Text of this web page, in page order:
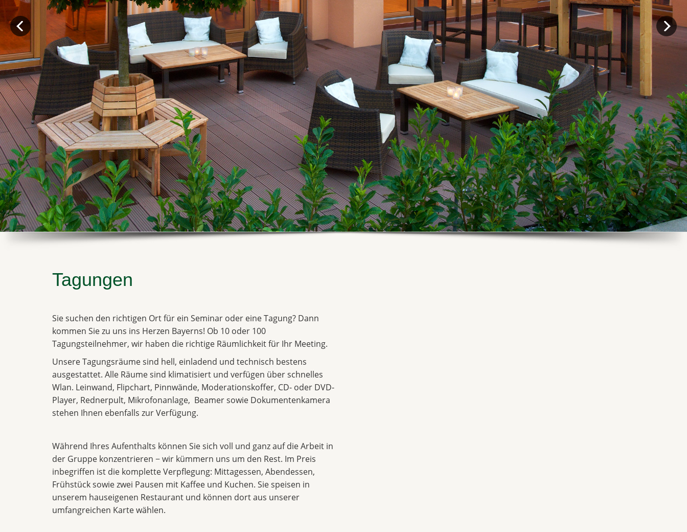
Tagungen
Sie suchen den richtigen Ort für ein Seminar oder eine Tagung? Dann
kommen Sie zu uns ins Herzen Bayerns! Ob 10 oder 100
Tagungsteilnehmer, wir haben die richtige Räumlichkeit für Ihr Meeting.
Unsere Tagungsräume sind hell, einladend und technisch bestens
ausgestattet. Alle Räume sind klimatisiert und verfügen über schnelles
Wlan. Leinwand, Flipchart, Pinnwände, Moderationskoffer, CD- oder DVD-
Player, Rednerpult, Mikrofonanlage, Beamer sowie Dokumentenkamera
stehen Ihnen ebenfalls zur Verfügung.
Während Ihres Aufenthalts können Sie sich voll und ganz auf die Arbeit in
der Gruppe konzentrieren − wir kümmern uns um den Rest. Im Preis
inbegriffen ist die komplette Verpflegung: Mittagessen, Abendessen,
Frühstück sowie zwei Pausen mit Kaffee und Kuchen. Sie speisen in
unserem hauseigenen Restaurant und können dort aus unserer
umfangreichen Karte wählen.